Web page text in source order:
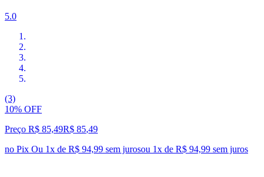
5.0
(3)
10% OFF
Preço R$ 85,49R$ 85,49
no Pix Ou 1x de R$ 94,99 sem jurosou 1x de R$ 94,99 sem juros